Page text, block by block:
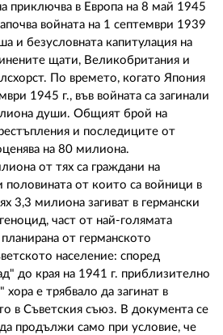
приключва в Европа на 8 май 1945
войната на 1 септември 1939
и безусловната капитулация на
щати, Великобритания и
По времето, когато Япония
1945 г., във войната са загинали
души. Общият брой на
и последиците от
на 80 милиона.
от тях са граждани на
половината от които са войници в
3,3 милиона загиват в германски
част от най-голямата
от германското
население: според
до края на 1941 г. приблизително
е трябвало да загинат в
в Съветския съюз. В документа се
продължи само при условие, че